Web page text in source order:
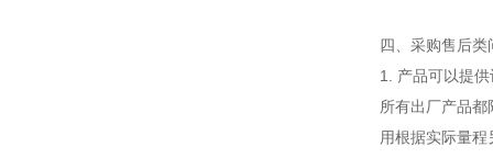
四、采购售后类
1. 产品可以提
所有出厂产品
用根据实际量